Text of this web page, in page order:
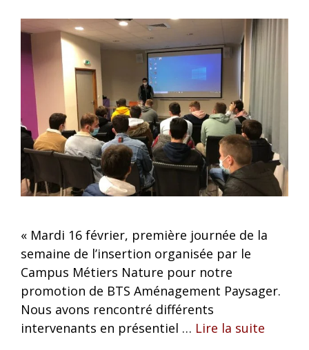
« Mardi 16 février, première journée de la
semaine de l’insertion organisée par le
Campus Métiers Nature pour notre
promotion de BTS Aménagement Paysager.
Nous avons rencontré différents
intervenants en présentiel … Lire la suite